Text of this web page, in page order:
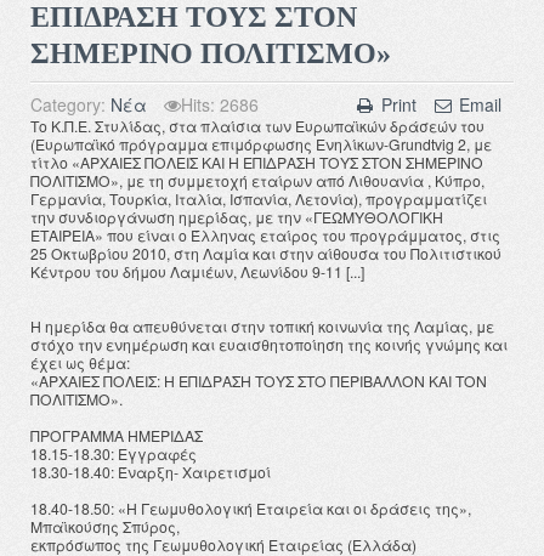
ΕΠΙΔΡΑΣΗ ΤΟΥΣ ΣΤΟΝ
ΣΗΜΕΡΙΝΟ ΠΟΛΙΤΙΣΜΟ»
Print Email
Category: Νέα Hits: 2686
Το Κ.Π.Ε. Στυλίδας, στα πλαίσια των Ευρωπαϊκών δράσεών του
(Ευρωπαϊκό πρόγραμμα επιμόρφωσης Ενηλίκων-Grundtvig 2, με
τίτλο «ΑΡΧΑΙΕΣ ΠΟΛΕΙΣ ΚΑΙ Η ΕΠΙΔΡΑΣΗ ΤΟΥΣ ΣΤΟΝ ΣΗΜΕΡΙΝΟ
ΠΟΛΙΤΙΣΜΟ», με τη συμμετοχή εταίρων από Λιθουανία , Κύπρο,
Γερμανία, Τουρκία, Ιταλία, Ισπανία, Λετονία), προγραμματίζει
την συνδιοργάνωση ημερίδας, με την «ΓΕΩΜΥΘΟΛΟΓΙΚΗ
ΕΤΑΙΡΕΙΑ» που είναι ο Έλληνας εταίρος του προγράμματος, στις
25 Οκτωβρίου 2010, στη Λαμία και στην αίθουσα του Πολιτιστικού
Κέντρου του δήμου Λαμιέων, Λεωνίδου 9-11 [...]
Η ημερίδα θα απευθύνεται στην τοπική κοινωνία της Λαμίας, με
στόχο την ενημέρωση και ευαισθητοποίηση της κοινής γνώμης και
έχει ως θέμα:
«ΑΡΧΑΙΕΣ ΠΟΛΕΙΣ: Η ΕΠΙΔΡΑΣΗ ΤΟΥΣ ΣΤΟ ΠΕΡΙΒΑΛΛΟΝ ΚΑΙ ΤΟΝ
ΠΟΛΙΤΙΣΜΟ».
ΠΡΟΓΡΑΜΜΑ ΗΜΕΡΙΔΑΣ
18.15-18.30: Εγγραφές
18.30-18.40: Έναρξη- Χαιρετισμοί
18.40-18.50: «Η Γεωμυθολογική Εταιρεία και οι δράσεις της»,
Μπαϊκούσης Σπύρος,
εκπρόσωπος της Γεωμυθολογική Εταιρείας (Ελλάδα)